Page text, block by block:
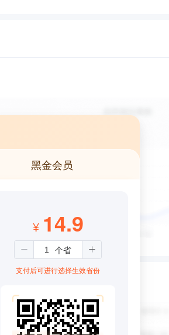
黑金会员
¥ 14.9
支付后可进行选择生效省份